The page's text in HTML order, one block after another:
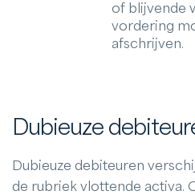
of blijvende
vordering
afschrijven.
Dubieuze
Dubieuze debiteuren
de rubriek vlottende activa.